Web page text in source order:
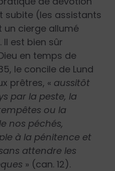
subite (les assistants
cierge allumé
est bien sûr
en temps de
le concile de Lund
prêtres, « aussitôt
par la peste, la
ou la
nos péchés,
à la pénitence et
attendre les
» (can. 12).